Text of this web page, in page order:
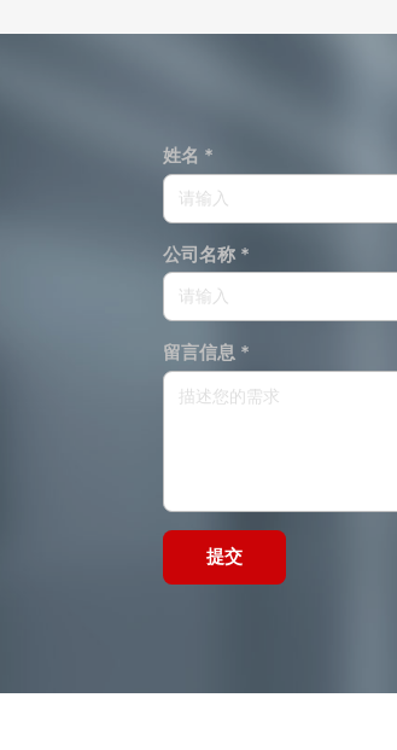
姓名 *
公司名称 *
留言信息 *
提交